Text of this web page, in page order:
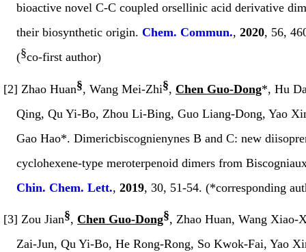
bioactive novel C-C coupled orsellinic acid derivative
their biosynthetic origin. Chem. Commun., 2020, 56,
(§co-first author)
[2] Zhao Huan§, Wang Mei-Zhi§, Chen Guo-Dong*, Hu
Qing, Qu Yi-Bo, Zhou Li-Bing, Guo Liang-Dong, Yao
Gao Hao*. Dimericbiscognienynes B and C: new
cyclohexene-type meroterpenoid dimers from
Chin. Chem. Lett., 2019, 30, 51-54. (*corresponding
[3] Zou Jian§, Chen Guo-Dong§, Zhao Huan, Wang Xiao-
Zai-Jun, Qu Yi-Bo, He Rong-Rong, So Kwok-Fai, Yao